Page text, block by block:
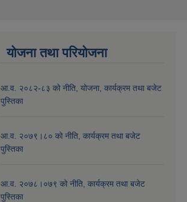
योजना तथा परियोजना
आ.व. २०८२-८३ को नीति, योजना, कार्यक्रम तथा बजेट
पुस्तिका
आ.व. २०७९।८० को नीति, कार्यक्रम तथा बजेट
पुस्तिका
आ.व. २०७८।०७९ को नीति, कार्यक्रम तथा बजेट
पुस्तिका